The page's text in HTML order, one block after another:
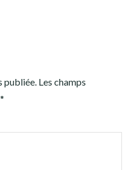
publiée. Les champs
*